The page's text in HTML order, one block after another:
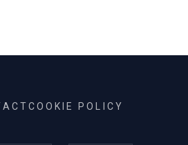
COOKIE POLICY